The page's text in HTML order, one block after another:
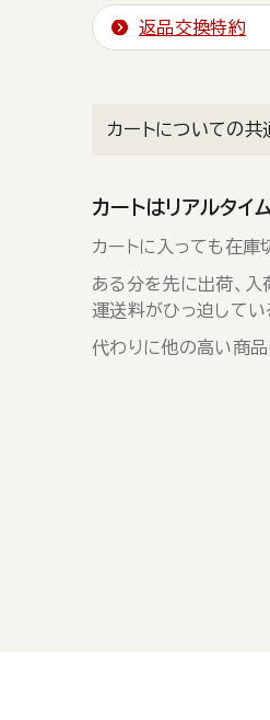
返品交換特約
カートについての共
カートはリアルタイ
カートに入っても在庫
ある分を先に出荷、
運送料がひっ迫してい
代わりに他の高い商品